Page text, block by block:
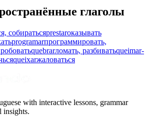
глаголы
собиратьсяprestarоказывать
programarпрограммировать,
quebrarломать, разбиватьqueimar-
queixarжаловаться
with interactive lessons, grammar
insights.